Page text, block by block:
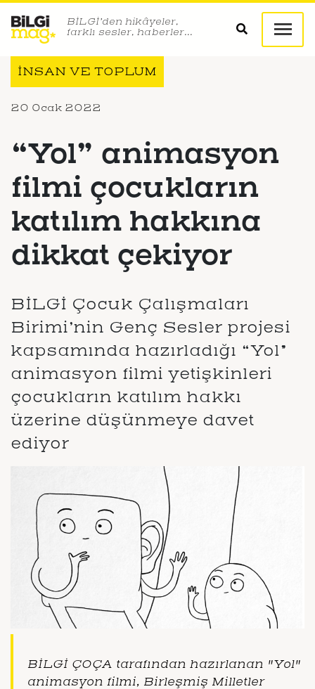
BİLGİ’den hikâyeler,
farklı sesler, haberler…
İNSAN VE TOPLUM
20 Ocak 2022
“Yol” animasyon
filmi çocukların
katılım hakkına
dikkat çekiyor
BİLGİ Çocuk Çalışmaları
Birimi’nin Genç Sesler projesi
kapsamında hazırladığı “Yol”
animasyon filmi yetişkinleri
çocukların katılım hakkı
üzerine düşünmeye davet
ediyor
BİLGİ ÇOÇA tarafından hazırlanan "Yol"
animasyon filmi, Birleşmiş Milletler